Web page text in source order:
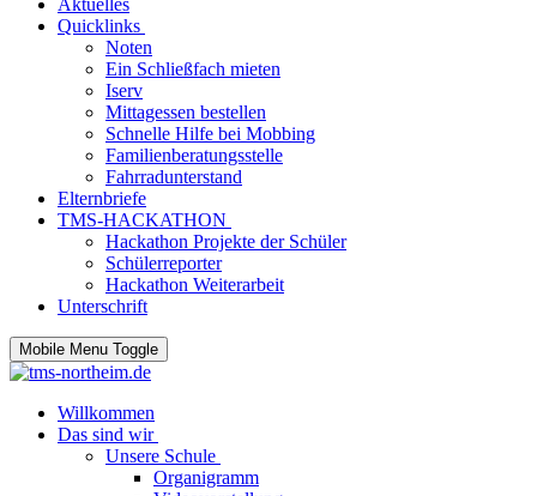
Quicklinks
Noten
Ein Schließfach mieten
Iserv
Mittagessen bestellen
Schnelle Hilfe bei Mobbing
Familienberatungsstelle
Fahrradunterstand
Elternbriefe
TMS-HACKATHON
Hackathon Projekte der Schüler
Schülerreporter
Hackathon Weiterarbeit
Unterschrift
Mobile Menu Toggle
Willkommen
Das sind wir
Unsere Schule
Organigramm